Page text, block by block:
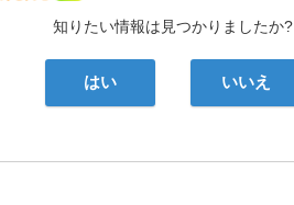
知りたい情報は見つかりましたか?
はい いいえ